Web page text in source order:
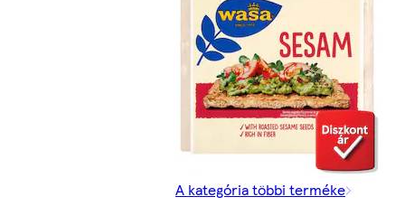
A kategória többi terméke